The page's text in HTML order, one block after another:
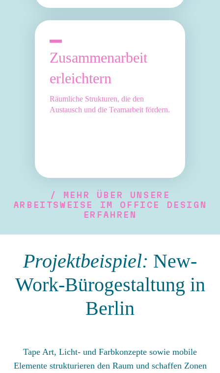
Zusammenarbeit
erleichtern
Räumliche Strukturen, die den
Austausch und die Teamarbeit fördern.
/ MEHR ÜBER UNSERE
ARBEITSWEISE IM OFFICE DESIGN
ERFAHREN
Projektbeispiel: New-
Work-Bürogestaltung in
Berlin
Tape Art, Licht- und Farbkonzepte sowie mobile
Elemente strukturieren den Raum und schaffen Zonen